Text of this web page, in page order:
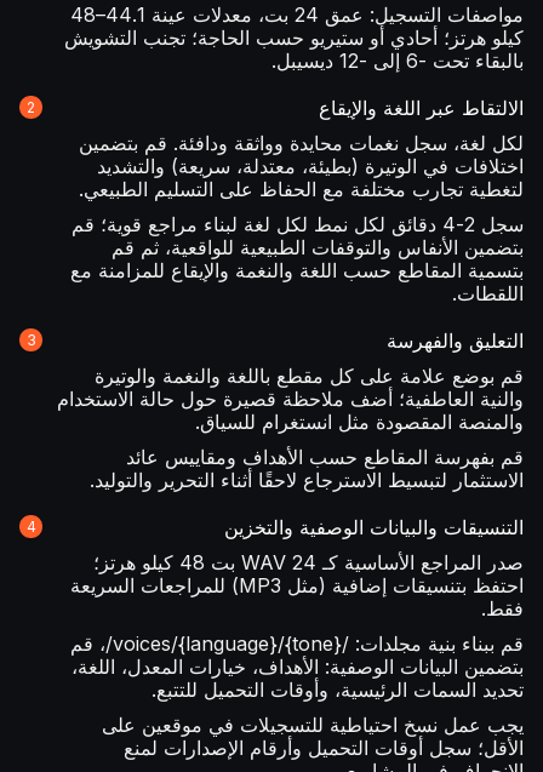
مواصفات التسجيل: عمق 24 بت، معدلات عينة 44.1–48
كيلو هرتز؛ أحادي أو ستيريو حسب الحاجة؛ تجنب التشويش
بالبقاء تحت -6 إلى -12 ديسيبل.
الالتقاط عبر اللغة والإيقاع
لكل لغة، سجل نغمات محايدة وواثقة ودافئة. قم بتضمين
اختلافات في الوتيرة (بطيئة، معتدلة، سريعة) والتشديد
لتغطية تجارب مختلفة مع الحفاظ على التسليم الطبيعي.
سجل 2-4 دقائق لكل نمط لكل لغة لبناء مراجع قوية؛ قم
بتضمين الأنفاس والتوقفات الطبيعية للواقعية، ثم قم
بتسمية المقاطع حسب اللغة والنغمة والإيقاع للمزامنة مع
اللقطات.
التعليق والفهرسة
قم بوضع علامة على كل مقطع باللغة والنغمة والوتيرة
والنية العاطفية؛ أضف ملاحظة قصيرة حول حالة الاستخدام
والمنصة المقصودة مثل انستغرام للسياق.
قم بفهرسة المقاطع حسب الأهداف ومقاييس عائد
الاستثمار لتبسيط الاسترجاع لاحقًا أثناء التحرير والتوليد.
التنسيقات والبيانات الوصفية والتخزين
صدر المراجع الأساسية كـ WAV 24 بت 48 كيلو هرتز؛
احتفظ بتنسيقات إضافية (مثل MP3) للمراجعات السريعة
فقط.
قم ببناء بنية مجلدات: /voices/{language}/{tone}/، قم
بتضمين البيانات الوصفية: الأهداف، خيارات المعدل، اللغة،
تحديد السمات الرئيسية، وأوقات التحميل للتتبع.
يجب عمل نسخ احتياطية للتسجيلات في موقعين على
الأقل؛ سجل أوقات التحميل وأرقام الإصدارات لمنع